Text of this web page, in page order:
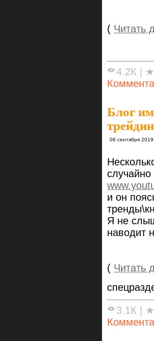
( Читать
4.2К |
Блог
06 сентября
и он
Я не
наводит
( Читать
3.1К